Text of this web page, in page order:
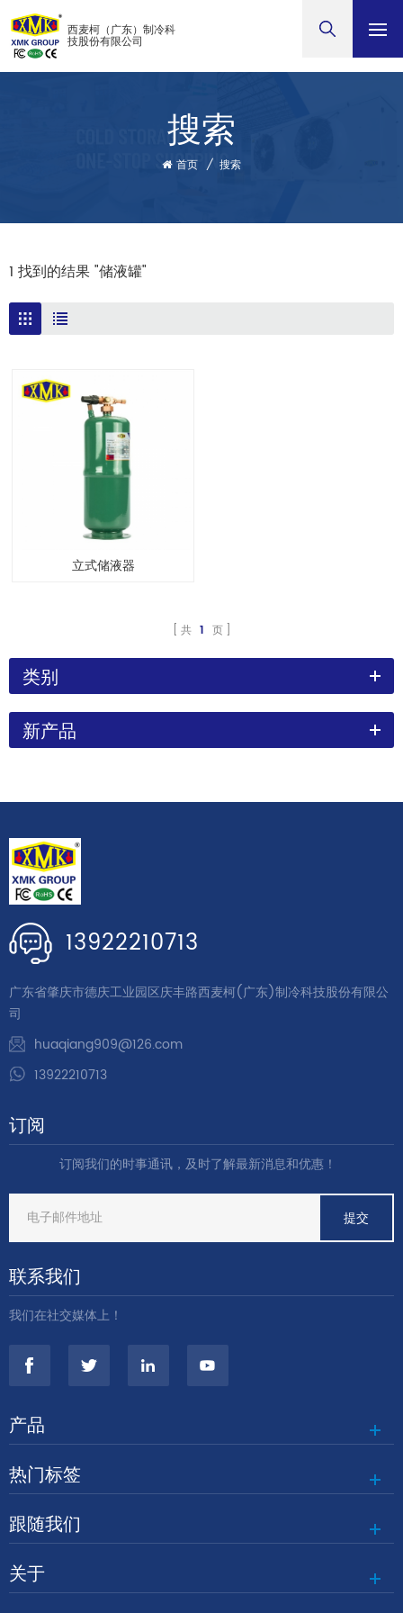
西麦柯（广东）制冷科
技股份有限公司
搜索
首页 / 搜索
1 找到的结果 "储液罐"
立式储液器
共 1 页
类别
新产品
13922210713
广东省肇庆市德庆工业园区庆丰路西麦柯(广东)制冷科技股份有限公
司
huaqiang909@126.com
13922210713
订阅
订阅我们的时事通讯，及时了解最新消息和优惠！
联系我们
我们在社交媒体上！
产品
热门标签
跟随我们
关于